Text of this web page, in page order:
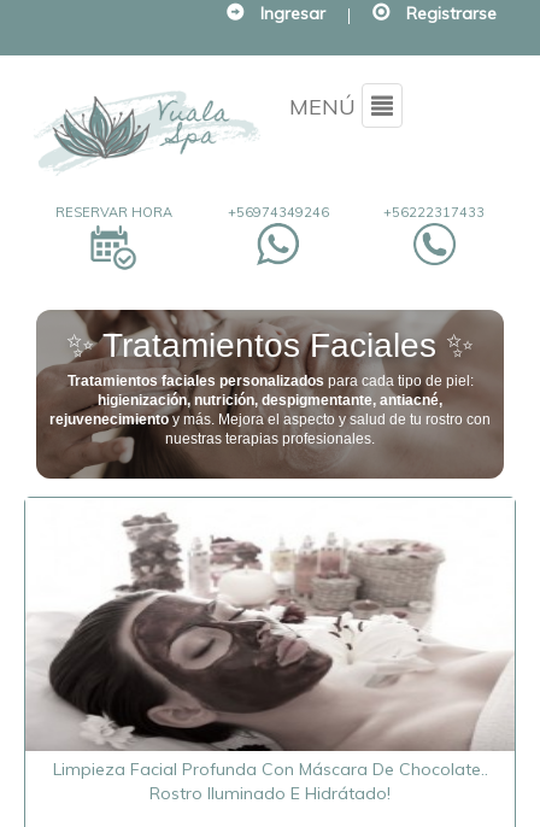
Ingresar | Registrarse
MENÚ Menu
+56222317433
+56974349246
RESERVAR HORA
✨ Tratamientos Faciales ✨
Tratamientos faciales personalizados para cada tipo de piel:
higienización, nutrición, despigmentante, antiacné,
rejuvenecimientoy más. Mejora el aspecto y salud de tu rostro con
nuestras terapias profesionales.
Limpieza Facial Profunda Con Máscara De Chocolate..
Rostro Iluminado E Hidrátado!